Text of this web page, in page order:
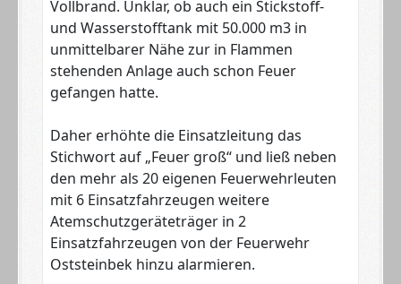
Vollbrand. Unklar, ob auch ein Stickstoff-
und Wasserstofftank mit 50.000 m3 in
unmittelbarer Nähe zur in Flammen
stehenden Anlage auch schon Feuer
gefangen hatte.
Daher erhöhte die Einsatzleitung das
Stichwort auf „Feuer groß“ und ließ neben
den mehr als 20 eigenen Feuerwehrleuten
mit 6 Einsatzfahrzeugen weitere
Atemschutzgeräteträger in 2
Einsatzfahrzeugen von der Feuerwehr
Oststeinbek hinzu alarmieren.